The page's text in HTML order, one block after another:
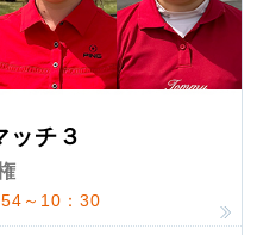
チ３
～10：30